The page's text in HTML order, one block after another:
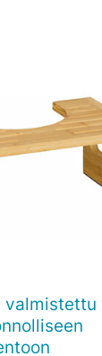
Pikakatselu
valmistettu